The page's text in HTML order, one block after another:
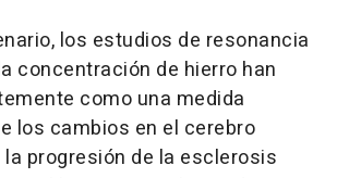
los estudios de resonancia
concentración de hierro han
como una medida
los cambios en el cerebro
progresión de la esclerosis